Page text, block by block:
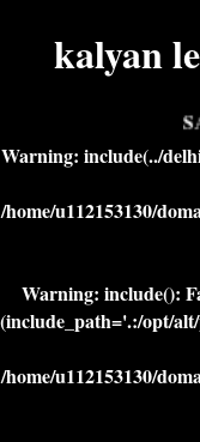
kalyan
Warning: include(../
/home/u112153130/
Warning: include():
(include_path='.:/opt/
/home/u112153130/